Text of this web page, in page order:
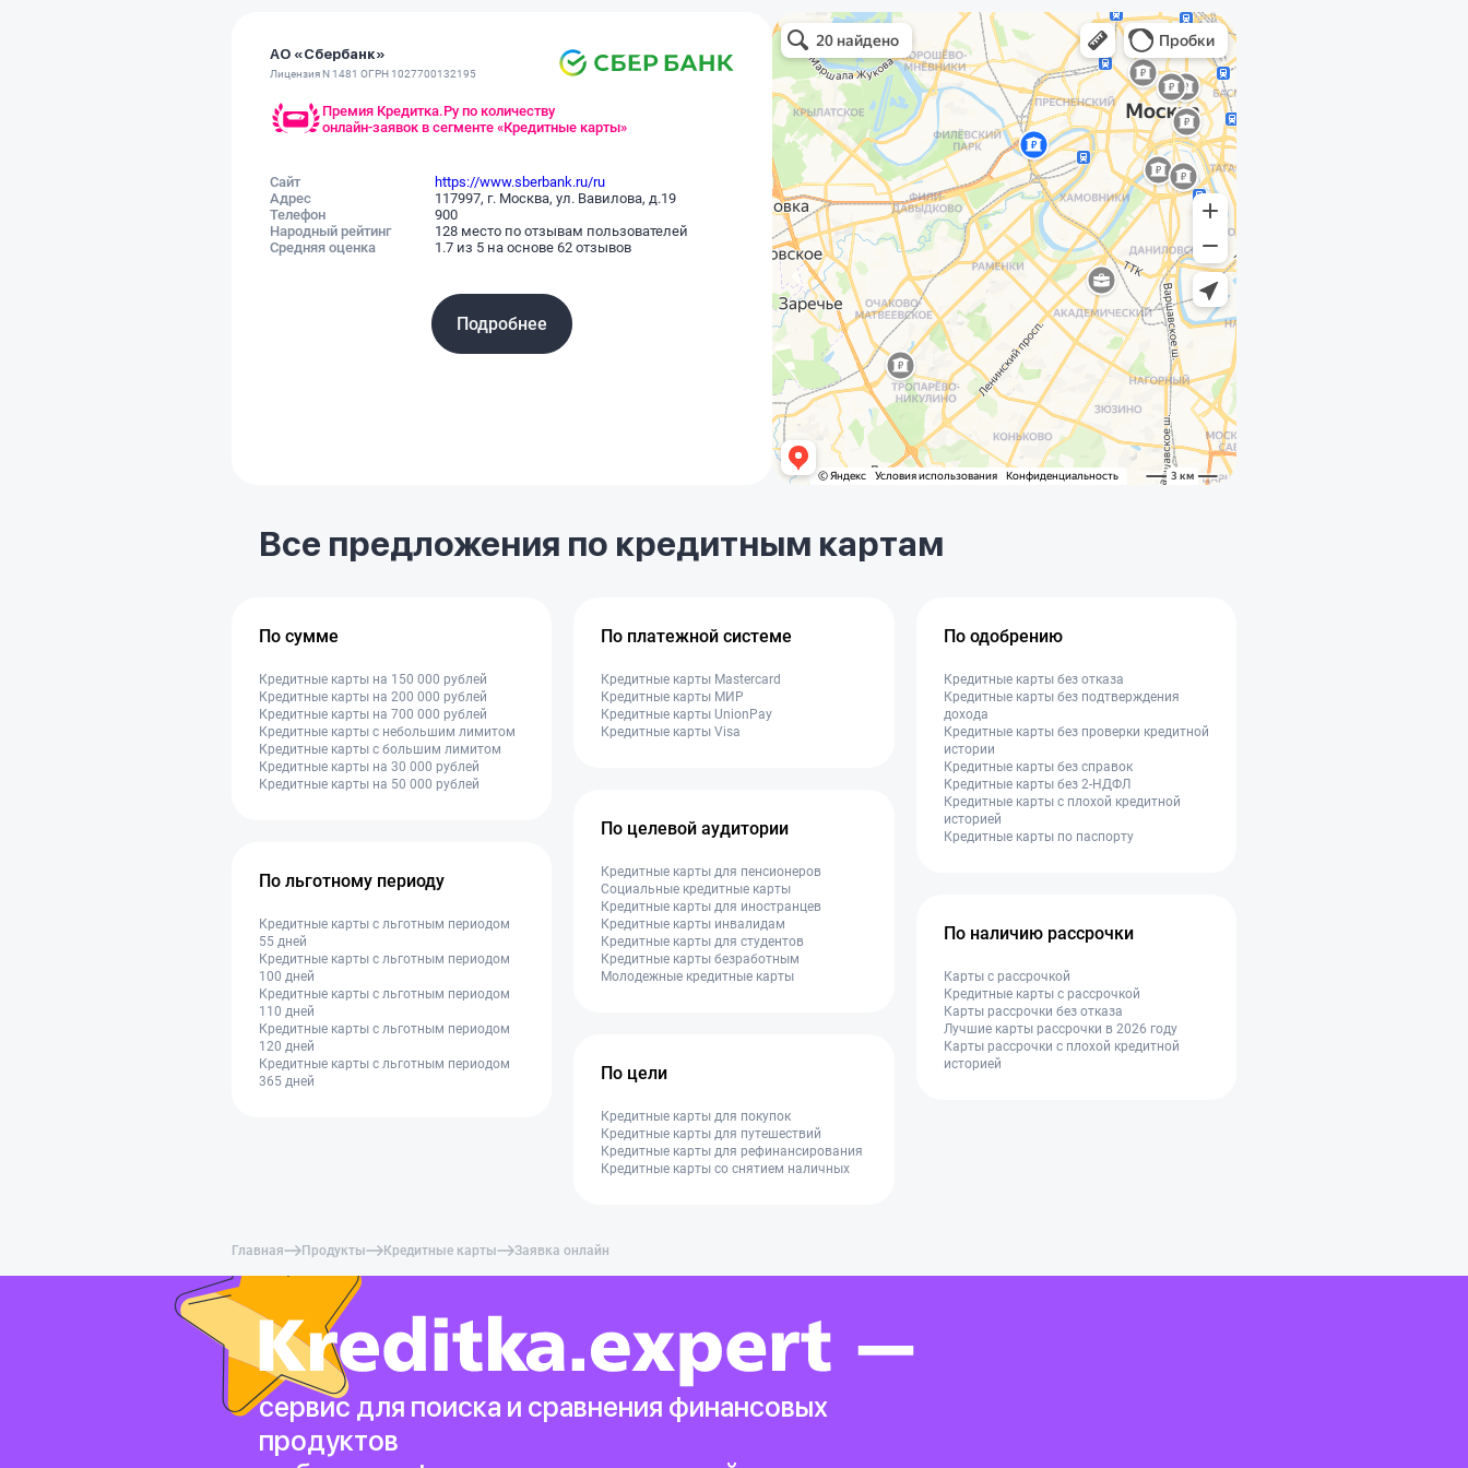
продлили аж до 15 февраля.
Оставил жалобу в ЦБ, может,
хоть это поможет. Абсурдная
ситуация для премиум-сервиса!
АО «Сбербанк»
Лицензия N 1481 ОГРН 1027700132195
Премия Кредитка.Ру по количеству
онлайн-заявок в сегменте «Кредитные карты»
Сайт
https://www.sberbank.ru/ru
Адрес
117997, г. Москва, ул. Вавилова, д.19
Телефон
900
Народный рейтинг
128 место по отзывам пользователей
Средняя оценка
1.7 из 5 на основе 62 отзывов
Подробнее
Все предложения по кредитным картам
По сумме
Кредитные карты на 150 000 рублей
Кредитные карты на 200 000 рублей
Кредитные карты на 700 000 рублей
Кредитные карты с небольшим лимитом
Кредитные карты с большим лимитом
Кредитные карты на 30 000 рублей
Кредитные карты на 50 000 рублей
По льготному периоду
Кредитные карты с льготным периодом
55 дней
Кредитные карты с льготным периодом
100 дней
Кредитные карты с льготным периодом
110 дней
Кредитные карты с льготным периодом
120 дней
Кредитные карты с льготным периодом
365 дней
По платежной системе
Кредитные карты Mastercard
Кредитные карты МИР
Кредитные карты UnionPay
Кредитные карты Visa
По целевой аудитории
Кредитные карты для пенсионеров
Социальные кредитные карты
Кредитные карты для иностранцев
Кредитные карты инвалидам
Кредитные карты для студентов
Кредитные карты безработным
Молодежные кредитные карты
По цели
Кредитные карты для покупок
Кредитные карты для путешествий
Кредитные карты для рефинансирования
Кредитные карты со снятием наличных
По одобрению
Кредитные карты без отказа
Кредитные карты без подтверждения
дохода
Кредитные карты без проверки кредитной
истории
Кредитные карты без справок
Кредитные карты без 2-НДФЛ
Кредитные карты с плохой кредитной
историей
Кредитные карты по паспорту
По наличию рассрочки
Карты с рассрочкой
Кредитные карты с рассрочкой
Карты рассрочки без отказа
Лучшие карты рассрочки в 2026 году
Карты рассрочки с плохой кредитной
историей
Главная Продукты Кредитные карты Заявка онлайн
сервис для поиска и сравнения финансовых
продуктов